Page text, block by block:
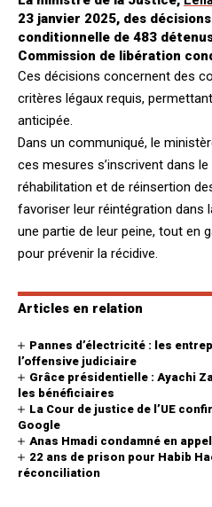
23 janvier 2025, des
conditionnelle de 483
Commission de libération
Ces décisions concernent des
critères légaux requis,
anticipée.
Dans un communiqué, le
ces mesures s’inscrivent dans
réhabilitation et de réinsertion
favoriser leur réintégration dans
une partie de leur peine, tout en
pour prévenir la récidive.
Articles en relation
Pannes d’électricité : les
l’offensive judiciaire
Grâce présidentielle : Ayachi
les bénéficiaires
La Cour de justice de l’UE
Google
Anas Hmadi condamné en
22 ans de prison pour Habib
réconciliation